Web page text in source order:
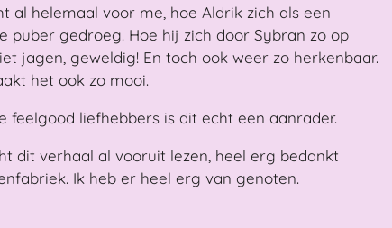
al helemaal voor me, hoe Aldrik zich als een
puber gedroeg. Hoe hij zich door Sybran zo op
jagen, geweldig! En toch ook weer zo herkenbaar.
het ook zo mooi.
feelgood liefhebbers is dit echt een aanrader.
dit verhaal al vooruit lezen, heel erg bedankt
Ik heb er heel erg van genoten.